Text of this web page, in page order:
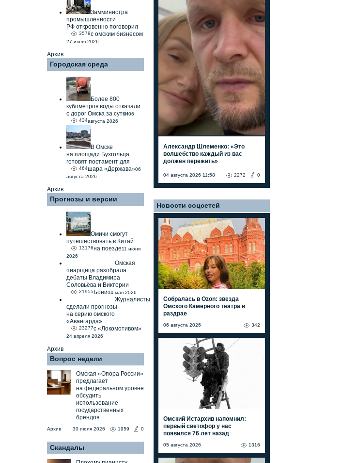
Замминистра
промышленности
РФ откровенно поговорил
с омским бизнесом
3579
27 июля 2026
Архив
Городская среда
Более 800
кубометров воды откачали
с дорог Омска за сутки
434
06
августа 2026
В Омске
на площади Бухгольца
готовят постамент для
шара «Держава»
464
06
августа 2026
Архив
Прогнозы и версии
Омичи смогут
путешествовать в Китай
на поезде
13176
11 июня
2026
Омская
пиарщица разобрала
дебаты Владимира
Соловьёва и Виктории
Бони
21955 04 мая 2026
Журналисты
сделали прогнозы
на серию омского
«Авангарда»
с «Локомотивом»
23277
24 апреля 2026
Архив
Вопрос недели
Омская «Опора России»
предлагает
на федеральном уровне
обсудить
использование
государственных
брендов
Архив 30 июля 2026 1959 0
Скандалы
Александр Шлеменко: «Это
волшебство каждый из вас
должен пережить»
04 августа 2026 11:58 0
2272
Новости соцсетей
Собралась в Ozon: звезда
Омского Камерного театра в
раздрае
342
06 августа 2026
Омский Истархив напомнил:
первый светофор у нас
появился 76 лет назад
1316
05 августа 2026